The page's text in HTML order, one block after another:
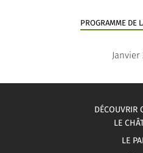
PROGRAMME DE
Janvier
DÉCOUVRIR
LE
LE